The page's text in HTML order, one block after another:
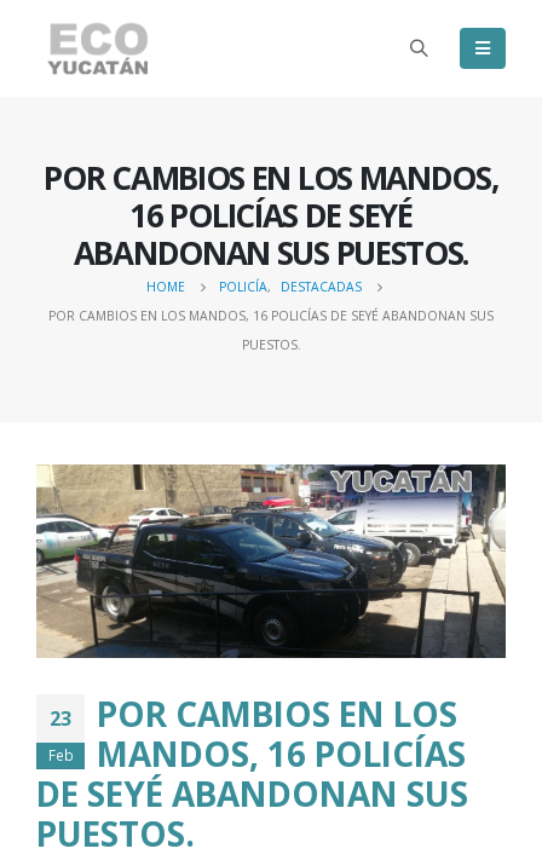
POR CAMBIOS EN LOS MANDOS,
16 POLICÍAS DE SEYÉ
ABANDONAN SUS PUESTOS.
HOME POLICÍA,
DESTACADAS
POR CAMBIOS EN LOS MANDOS, 16 POLICÍAS DE SEYÉ ABANDONAN SUS
PUESTOS.
23
Feb
POR CAMBIOS EN LOS
MANDOS, 16 POLICÍAS
DE SEYÉ ABANDONAN SUS
PUESTOS.